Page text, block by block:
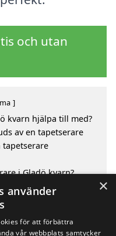
och utan
kvarn hjälpa till med?
av en tapetserare
tapetserare
i Gladö kvarn?
i Gladö Kvarn
i de omgivande
×
använder
för att förbättra
vår webbplats samtycker